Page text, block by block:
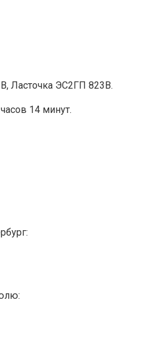
Ласточка ЭС2ГП 823В.
14 минут.